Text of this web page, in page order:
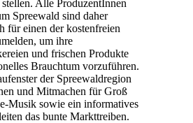
Alle ProduzentInnen
Spreewald sind daher
für einen der kostenfreien
um ihre
und frischen Produkte
Brauchtum vorzuführen.
der Spreewald­region
und Mitmachen für Groß
Musik sowie ein informatives
das bunte Markttreiben.